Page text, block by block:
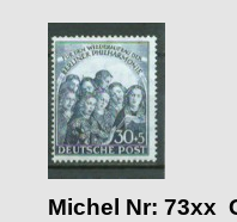
Michel Nr: 73xx